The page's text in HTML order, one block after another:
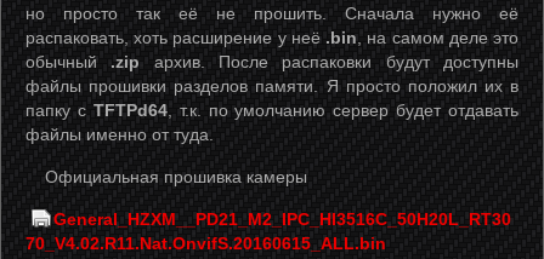
но просто так её не прошить. Сначала нужно её
распаковать, хоть расширение у неё .bin , на самом деле это
обычный .zip архив. После распаковки будут доступны
файлы прошивки разделов памяти. Я просто положил их в
папку сTFTPd64, т.к. по умолчанию сервер будет отдавать
файлы именно от туда.
Официальная прошивка камеры
General_HZXM__PD21_M2_IPC_HI3516C_50H20L_RT30
70_V4.02.R11.Nat.OnvifS.20160615_ALL.bin